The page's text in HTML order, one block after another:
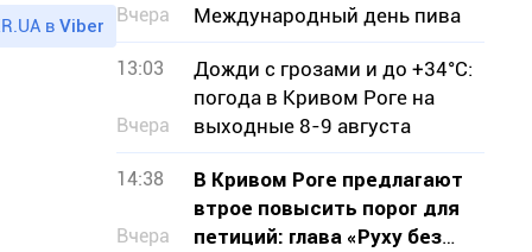
в Viber
Вчера
Международный день пива
13:03
Вчера
Дожди с грозами и до +34°С:
погода в Кривом Роге на
выходные 8-9 августа
14:38
Вчера
В Кривом Роге предлагают
втрое повысить порог для
петиций: глава «Руху без